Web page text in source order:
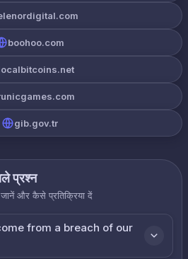
boohoo.com
gib.gov.tr
प्रश्न
और कैसे प्रतिक्रिया दें
from a breach of our